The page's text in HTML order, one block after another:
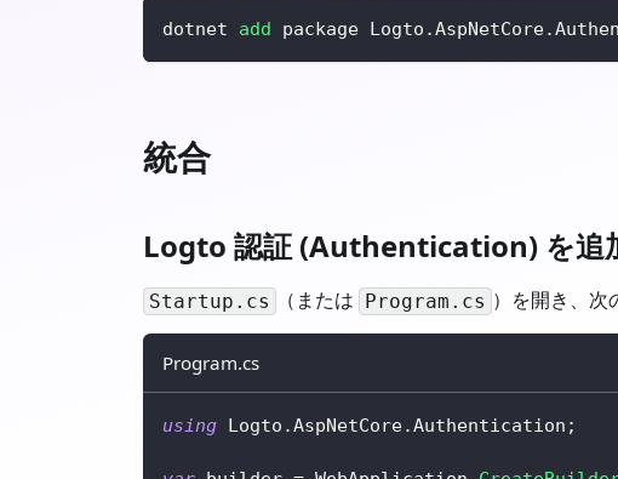
dotnet add package
統合
Logto 認証 (Authentication) を追
Startup.cs （または Program.cs ）を開き、
Program.cs
using Logto .AspNetCore.Authentication ;